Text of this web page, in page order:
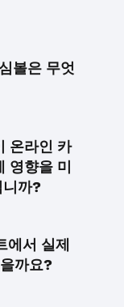
볼은 무엇
온라인 카
영향을 미
니까?
에서 실제
까요?